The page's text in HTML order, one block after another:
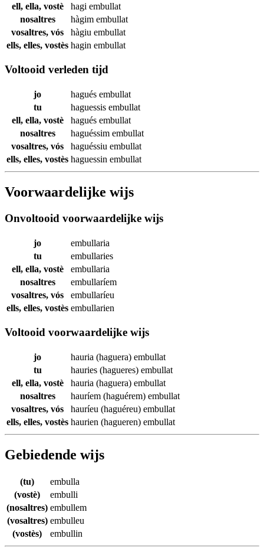
ell, ella, vostè
hagi embullat
nosaltres
hàgim embullat
vosaltres, vós
hàgiu embullat
ells, elles, vostès hagin embullat
Voltooid verleden tijd
jo hagués embullat
tu
haguessis embullat
ell, ella, vostè
hagués embullat
nosaltres
haguéssim embullat
vosaltres, vós
haguéssiu embullat
ells, elles, vostès haguessin embullat
Voorwaardelijke wijs
Onvoltooid voorwaardelijke wijs
jo
embullaria
tu
embullaries
ell, ella, vostè
embullaria
nosaltres
embullaríem
vosaltres, vós
embullaríeu
ells, elles, vostès embullarien
Voltooid voorwaardelijke wijs
jo hauria (haguera) embullat
tu
hauries (hagueres) embullat
ell, ella, vostè
hauria (haguera) embullat
nosaltres
hauríem (haguérem) embullat
vosaltres, vós
hauríeu (haguéreu) embullat
ells, elles, vostès haurien (hagueren) embullat
Gebiedende wijs
(tu)
embulla
(vostè)
embulli
(nosaltres) embullem
(vosaltres) embulleu
(vostès)
embullin